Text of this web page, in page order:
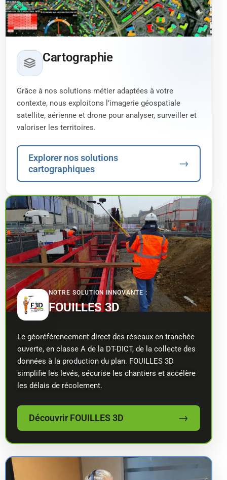
Cartographie
Grâce à nos solutions métier adaptées à votre
contexte, nous exploitons l’imagerie géospatiale
satellite, aérienne et drone pour analyser, surveiller et
valoriser les territoires.
Explorer nos solutions
cartographiques
→
NOTRE SOLUTION INNOVANTE :
FOUILLES 3D
Le géoréférencement direct des réseaux en tranchée
ouverte, en classe A de la DT-DICT, de la collecte des
données à la production du plan. FOUILLES 3D
simplifie les levés, sécurise les chantiers et accélère
les délais de récolement.
Découvrir FOUILLES 3D →